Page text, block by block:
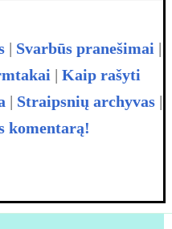
| Svarbūs pranešimai |
| Kaip rašyti
| Straipsnių archyvas |
komentarą!